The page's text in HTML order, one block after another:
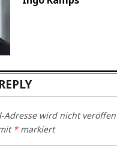
Adresse wird nicht
*markiert